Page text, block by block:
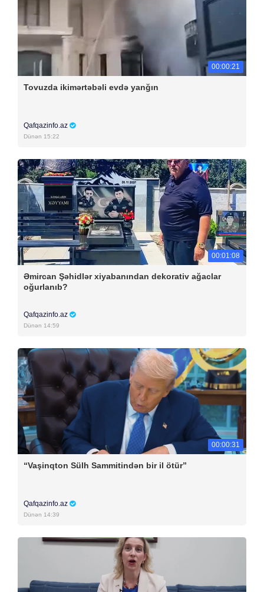
00:00:21
Tovuzda ikimərtəbəli evdə yanğın
Qafqazinfo.az
Dünən 15:22
00:01:08
Əmircan Şəhidlər xiyabanından dekorativ ağaclar
oğurlanıb?
Qafqazinfo.az
Dünən 14:59
00:00:31
“Vaşinqton Sülh Sammitindən bir il ötür”
Qafqazinfo.az
Dünən 14:39